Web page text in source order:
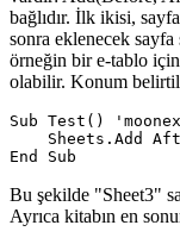
bağlıdır. İlk ikisi,
sonra eklenecek
örneğin bir e-tablo
olabilir. Konum
Sub Test()
Sheets.Add
Bu şekilde "Sheet3"
Ayrıca kitabın en